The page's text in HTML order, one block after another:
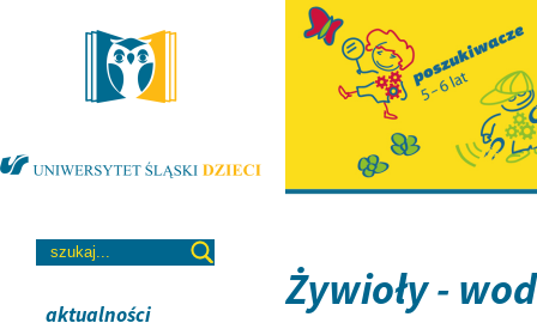
aktualności
Żywioły -